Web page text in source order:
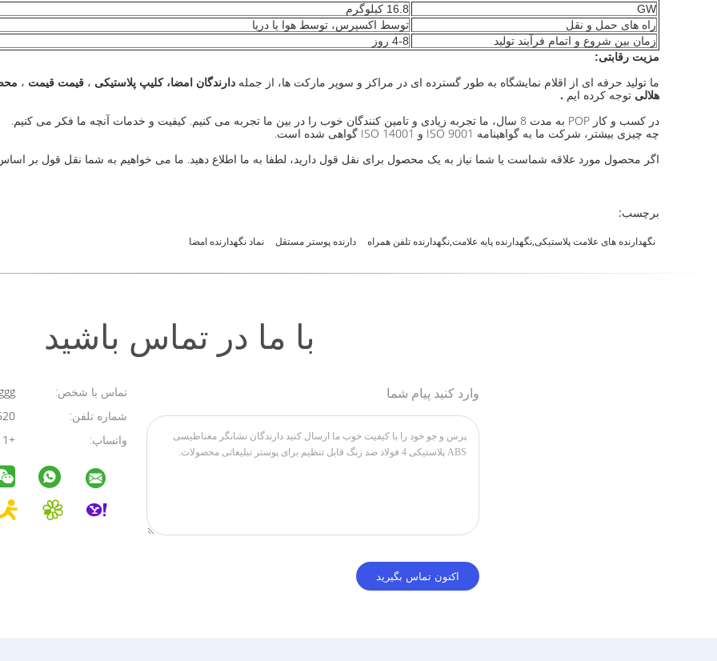
GW
16.8 کیلوگرم
راه های حمل و نقل
توسط اکسپرس، توسط هوا یا دریا
زمان بین شروع و اتمام فرآیند تولید
4-8 روز
مزیت رقابتی:
ما تولید حرفه ای از اقلام نمایشگاه به طور گسترده ای در مراکز و سوپر مارکت ها، از جمله دارندگان امضا، کلیپ پلاستیکی ، قیمت قیمت ،
هلالی توجه کرده ایم .
در کسب و کار POP به مدت 8 سال، ما تجربه زیادی و تامین کنندگان خوب را در بین ما تجربه می کنیم. کیفیت و خدمات آنچه ما فکر می کنیم.
چه چیزی بیشتر، شرکت ما به گواهینامه ISO 9001 و ISO 14001 گواهی شده است.
اگر محصول مورد علاقه شماست یا شما نیاز به یک محصول برای نقل قول دارید، لطفا به ما اطلاع دهید. ما می خواهیم به شما نقل قول بر اساس
برچسب:
نگهدارنده های علامت پلاستیکی,نگهدارنده پایه علامت,نگهدارنده تلفن همراه دارنده پوستر مستقل نماد نگهدارنده امضا
با ما در تماس باشید
تماس با شخص:
شماره تلفن:
واتساپ:
+111111111111
وارد کنید پیام شما